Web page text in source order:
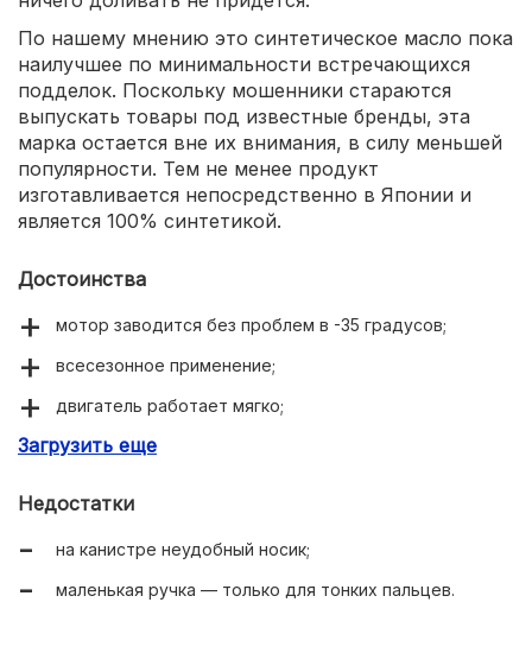
По нашему мнению это синтетическое масло пока
наилучшее по минимальности встречающихся
подделок. Поскольку мошенники стараются
выпускать товары под известные бренды, эта
марка остается вне их внимания, в силу меньшей
популярности. Тем не менее продукт
изготавливается непосредственно в Японии и
является 100% синтетикой.
Достоинства
мотор заводится без проблем в -35 градусов;
всесезонное применение;
двигатель работает мягко;
привлекательная цена.
Загрузить еще
Недостатки
на канистре неудобный носик;
маленькая ручка — только для тонких пальцев.